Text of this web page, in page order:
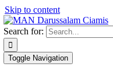
Skip to content
Search for:
Toggle Navigation